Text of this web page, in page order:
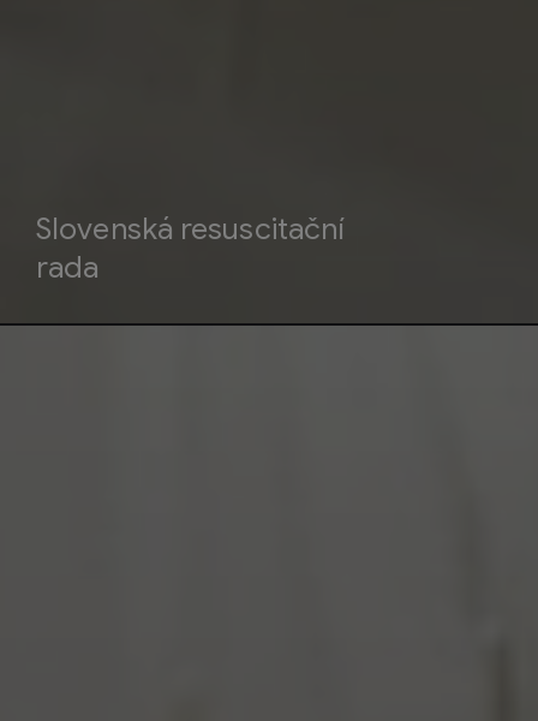
Slovenská resuscitační
rada